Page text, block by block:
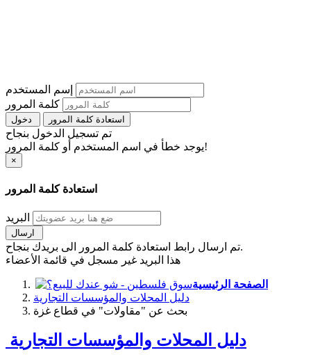
إسم المستخدم
كلمة المرور
استعادة كلمة المرور
تم تسجيل الدخول بنجاح
يوجد خطأ في اسم المستخدم أو كلمة المرور!
×
استعادة كلمة المرور
البريد
تم ارسال رابط استعادة كلمة المرور الى بريدك بنجاح.
هذا البريد غير مسجل في قائمة الأعضاء
الصفحة الرئيسية
دليل المحلات والمؤسسات التجارية
بحث عن "مقاولات" في قطاع غزة
دليل المحلات والمؤسسات التجارية